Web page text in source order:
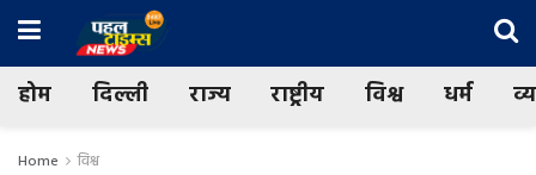
होम दिल्ली राज्य राष्ट्रीय विश्व धर्म
Home विश्व